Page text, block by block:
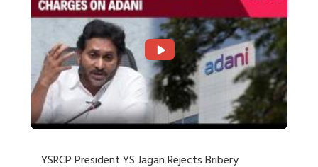
YSRCP President YS Jagan Rejects Bribery